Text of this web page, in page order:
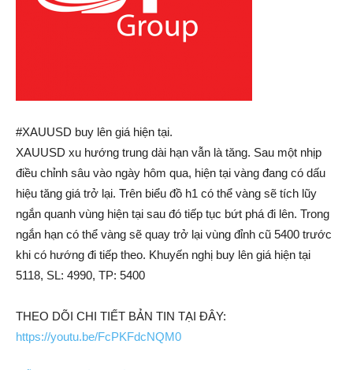
#XAUUSD buy lên giá hiện tại.
XAUUSD xu hướng trung dài hạn vẫn là tăng. Sau một nhịp
điều chỉnh sâu vào ngày hôm qua, hiện tại vàng đang có dấu
hiệu tăng giá trở lại. Trên biểu đồ h1 có thể vàng sẽ tích lũy
ngắn quanh vùng hiện tại sau đó tiếp tục bứt phá đi lên. Trong
ngắn hạn có thể vàng sẽ quay trở lại vùng đỉnh cũ 5400 trước
khi có hướng đi tiếp theo. Khuyến nghị buy lên giá hiện tại
5118, SL: 4990, TP: 5400
THEO DÕI CHI TIẾT BẢN TIN TẠI ĐÂY:
https://youtu.be/FcPKFdcNQM0